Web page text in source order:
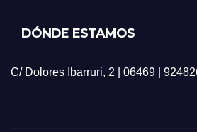
DÓNDE ESTAMOS
C/ Dolores Ibarruri, 2 | 06469 |